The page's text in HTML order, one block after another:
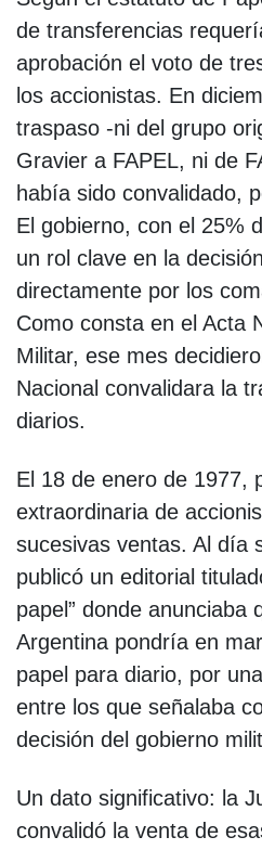
de transferencias
aprobación el voto de
los accionistas. En
traspaso -ni del grupo
Gravier a FAPEL, ni de
había sido convalidado,
El gobierno, con el 25%
un rol clave en la
directamente por los
Como consta en el Acta
Militar, ese mes
Nacional convalidara la
diarios.
El 18 de enero de 1977,
extraordinaria de
sucesivas ventas. Al día
publicó un editorial
papel” donde anunciaba
Argentina pondría en
papel para diario, por
entre los que señalaba
decisión del gobierno
Un dato significativo: la
convalidó la venta de